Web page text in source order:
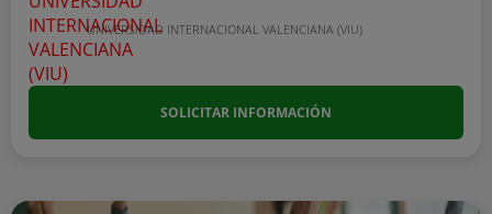
UNIVERSIDAD INTERNACIONAL VALENCIANA (VIU)
SOLICITAR INFORMACIÓN